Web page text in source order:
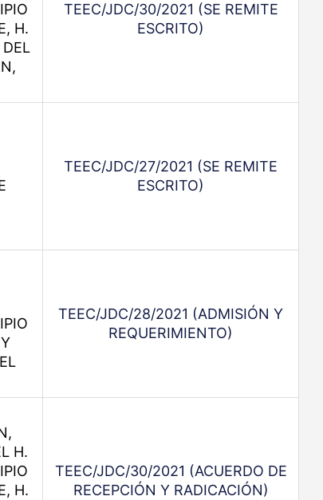
H.
TEEC/JDC/30/2021 (SE REMITE
ESCRITO)
TEEC/JDC/27/2021 (SE REMITE
ESCRITO)
TEEC/JDC/28/2021 (ADMISIÓN Y
REQUERIMIENTO)
H.
H.
TEEC/JDC/30/2021 (ACUERDO DE
RECEPCIÓN Y RADICACIÓN)